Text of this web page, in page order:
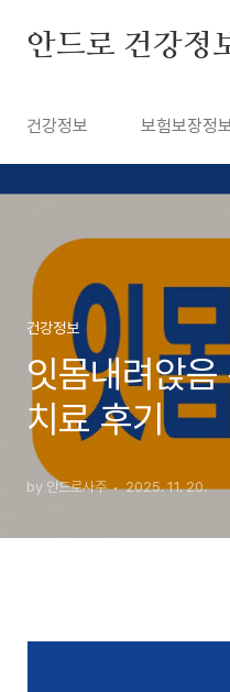
안드로 건강정
건강정보 보험보장정
건강정보
잇몸내려앉
치료 후기
by 안드로사주 2025. 11. 20.